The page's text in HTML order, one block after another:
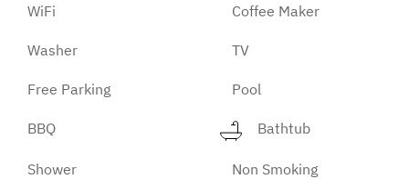
WiFi Coffee Maker
Washer TV
Free Parking Pool
BBQ Bathtub
Shower Non Smoking